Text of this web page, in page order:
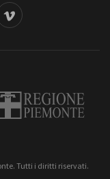
Tutti i diritti riservati.